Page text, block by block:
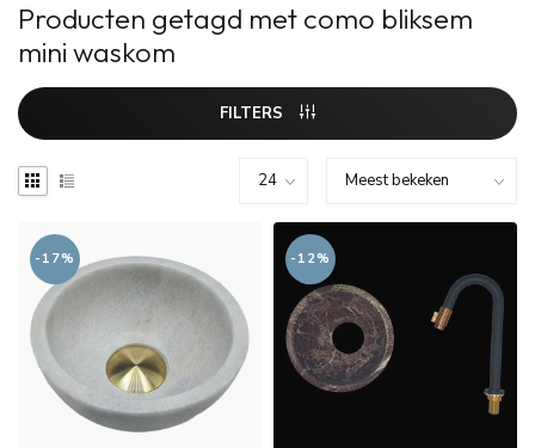
Producten getagd met como bliksem
mini waskom
FILTERS
-17% -12%